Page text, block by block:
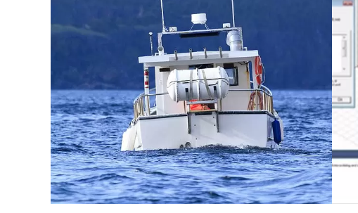
与浙大合作开发深水项目电磁铁
与江苏大学合作开发高压共轨快速
反应电磁阀